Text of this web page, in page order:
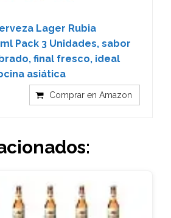
Lager Rubia
Pack 3 Unidades, sabor
final fresco, ideal
asiática
Comprar en Amazon